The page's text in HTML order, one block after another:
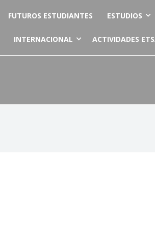
FUTUROS ESTUDIANTES ESTUDIOS
INTERNACIONAL ACTIVIDADES